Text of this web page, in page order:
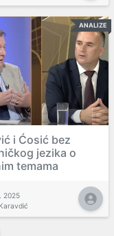
ANALIZE
i Ćosić bez
jezika o
temama
2025